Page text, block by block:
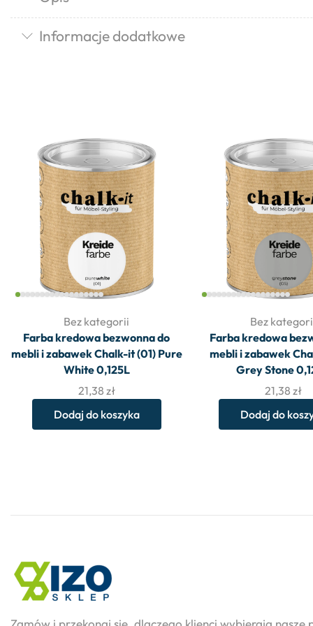
Informacje dodatkowe
Bez kategorii
Farba kredowa bezwonna do
mebli i zabawek Chalk-it (01) Pure
White 0,125L
21,38 zł
Dodaj do koszyka
Bez
Farba kredowa
mebli i zabawek
Grey Stone
21,38 zł
Dodaj do